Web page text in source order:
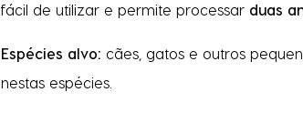
fácil de utilizar e permite processar duas
Espécies alvo: cães, gatos e outros
nestas espécies.